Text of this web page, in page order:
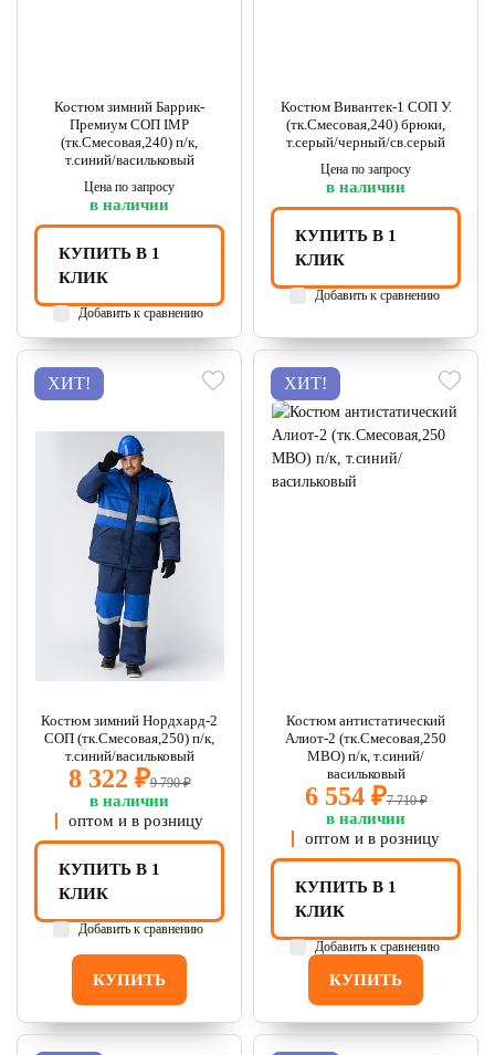
Костюм зимний Баррик-
Премиум СОП IMP
(тк.Смесовая,240) п/к,
т.синий/васильковый
Цена по запросу
в наличии
КУПИТЬ В 1
КЛИК
Добавить к сравнению
Костюм Вивантек-1 СОП У.
(тк.Смесовая,240) брюки,
т.серый/черный/св.серый
Цена по запросу
в наличии
КУПИТЬ В 1
КЛИК
Добавить к сравнению
ХИТ!
Костюм зимний Нордхард-2
СОП (тк.Смесовая,250) п/к,
т.синий/васильковый
8 322 ₽9 790 ₽
в наличии
оптом и в розницу
КУПИТЬ
КУПИТЬ В 1
КЛИК
Добавить к сравнению
ХИТ!
Костюм антистатический
Алиот-2 (тк.Смесовая,250
МВО) п/к, т.синий/
васильковый
6 554 ₽7 710 ₽
в наличии
оптом и в розницу
КУПИТЬ
КУПИТЬ В 1
КЛИК
Добавить к сравнению